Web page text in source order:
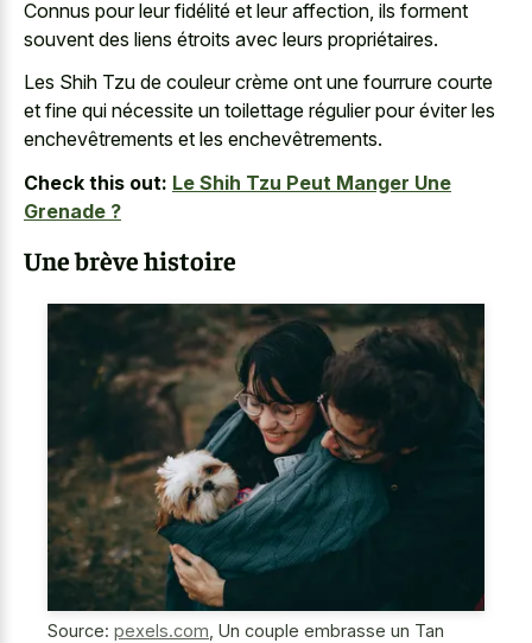
Connus pour leur fidélité et leur affection, ils forment
souvent des liens étroits avec leurs propriétaires.
Les Shih Tzu de couleur crème ont une fourrure courte
et fine qui nécessite un toilettage régulier pour éviter les
enchevêtrements et les enchevêtrements.
Check this out: Le Shih Tzu Peut Manger Une
Grenade ?
Une brève histoire
Source: pexels.com Un couple embrasse un Tan